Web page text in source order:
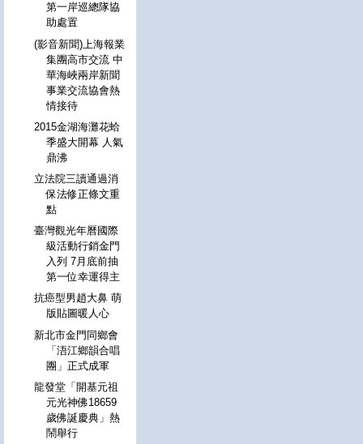
第一岸巡總隊協
助處置
(影音新聞)上海報業
集團高市交流 中
華海峽兩岸新聞
事業交流協會熱
情接待
2015金湖海灘花蛤
季盛大開幕 人氣
鼎沸
立法院三讀通過消
保法修正條文重
點
臺灣觀光年曆國際
級活動行銷金門
入列 7月底前抽
第一位幸運得主
抗癌型男趙大鼻 萌
版貼圖暖人心
新北市金門同鄉會
「浯江鄉韻合唱
團」正式成軍
龍發堂「開基元祖
元光神佛18659
歲佛誕慶典」熱
鬧舉行